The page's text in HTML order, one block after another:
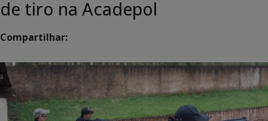
de tiro na Acadepol
Compartilhar: